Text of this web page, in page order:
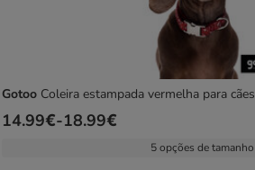
Gotoo Coleira estampada vermelha para cães
Preço
14.99€-18.99€
5 opções de tamanho